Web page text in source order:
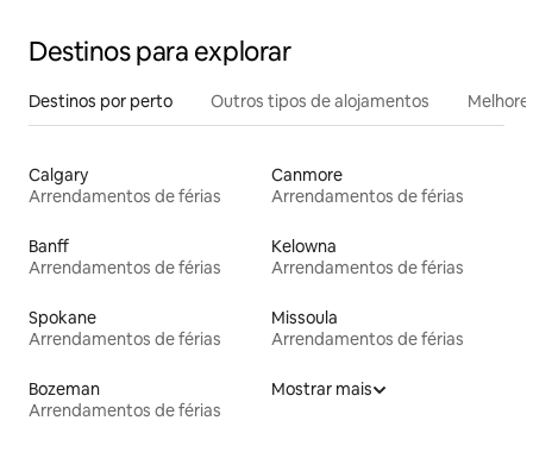
Destinos para explorar
Destinos por perto Outros tipos de alojamentos
Calgary
Arrendamentos de férias
Canmore
Arrendamentos de férias
Banff
Arrendamentos de férias
Kelowna
Arrendamentos de férias
Spokane
Arrendamentos de férias
Missoula
Arrendamentos de férias
Bozeman
Arrendamentos de férias
Mostrar mais